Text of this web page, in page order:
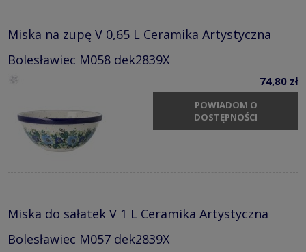
Miska na zupę V 0,65 L Ceramika Artystyczna
Bolesławiec M058 dek2839X
74,80 zł
POWIADOM O
DOSTĘPNOŚCI
Miska do sałatek V 1 L Ceramika Artystyczna
Bolesławiec M057 dek2839X